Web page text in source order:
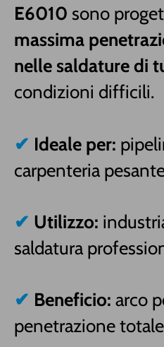
E6010 sono
massima
nelle saldature di
condizioni difficili.
✔ Ideale per:
carpenteria
✔ Utilizzo:
saldatura
✔ Beneficio: arco
penetrazione